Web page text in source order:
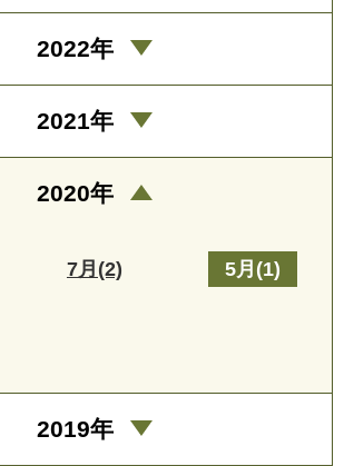
2022年
2021年
2020年
7月(2) 5月(1)
2019年